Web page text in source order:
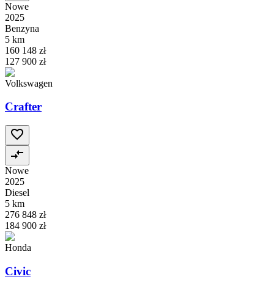
Nowe
2025
Benzyna
5 km
160 148 zł
127 900 zł
Volkswagen
Crafter
Nowe
2025
Diesel
5 km
276 848 zł
184 900 zł
Honda
Civic